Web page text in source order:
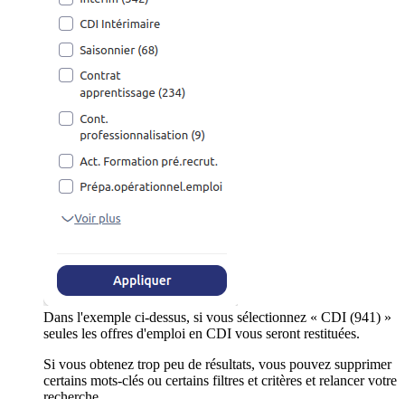
Dans l'exemple ci-dessus, si vous sélectionnez « CDI (941) »
seules les offres d'emploi en CDI vous seront restituées.
Si vous obtenez trop peu de résultats, vous pouvez supprimer
certains mots-clés ou certains filtres et critères et relancer votre